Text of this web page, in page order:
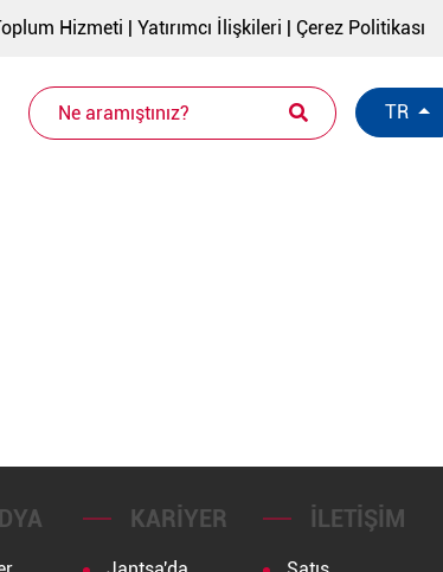
Hizmeti | Yatırımcı İlişkileri | Çerez Politikası
TR
KARIYER İLETIŞIM